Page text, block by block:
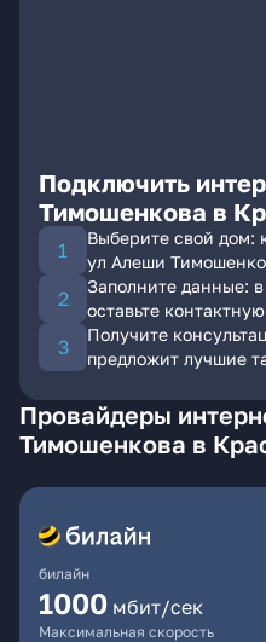
Подключить
Тимошенкова в
Выберите свой дом:
ул Алеши
Заполните данные:
оставьте
Получите
предложит лучшие
Провайдеры
Тимошенкова в
билайн
1000 мбит/сек
Максимальная скорость